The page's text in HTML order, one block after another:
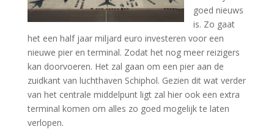
goed nieuws
is. Zo gaat
het een half jaar miljard euro investeren voor een
nieuwe pier en terminal. Zodat het nog meer reizigers
kan doorvoeren. Het zal gaan om een pier aan de
zuidkant van luchthaven Schiphol. Gezien dit wat verder
van het centrale middelpunt ligt zal hier ook een extra
terminal komen om alles zo goed mogelijk te laten
verlopen.